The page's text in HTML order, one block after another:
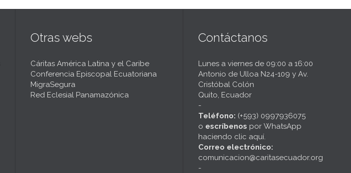
Otras webs
Cáritas América Latina y el Caribe
Conferencia Episcopal Ecuatoriana
MigraSegura
Red Eclesial Panamazónica
Contáctanos
Lunes a viernes de 09:00 a 16:00
Antonio de Ulloa N24-109 y Av.
Cristóbal Colón
Quito, Ecuador
-
Teléfono: (+593) 0997936075
o escríbenos por WhatsApp
haciendo clic aquí.
Correo electrónico:
comunicacion@caritasecuador.org
-